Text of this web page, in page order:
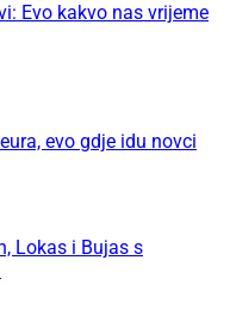
Evo kakvo nas vrijeme
evo gdje idu novci
Lokas i Bujas s